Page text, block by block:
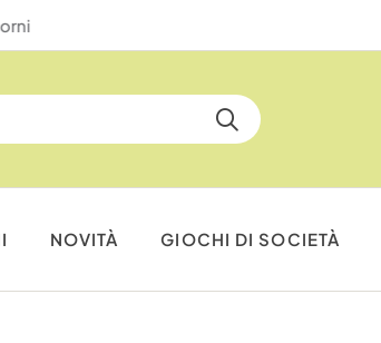
NOVITÀ GIOCHI DI SOCIETÀ